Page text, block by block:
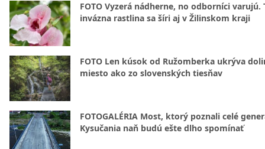
FOTO Vyzerá nádherne, no odborníci varujú.
invázna rastlina sa šíri aj v Žilinskom kraji
FOTO Len kúsok od Ružomberka ukrýva
miesto ako zo slovenských tiesňav
FOTOGALÉRIA Most, ktorý poznali celé
Kysučania naň budú ešte dlho spomínať